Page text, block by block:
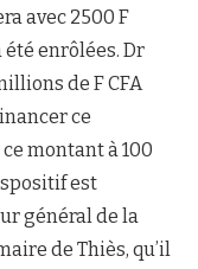
avec 2500 F
été enrôlées. Dr
de F CFA
ce
montant à 100
est
général de la
de Thiès, qu’il